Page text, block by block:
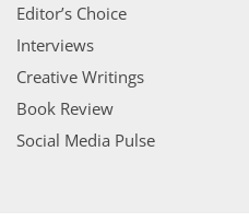
Editor’s Choice
Interviews
Creative Writings
Book Review
Social Media Pulse